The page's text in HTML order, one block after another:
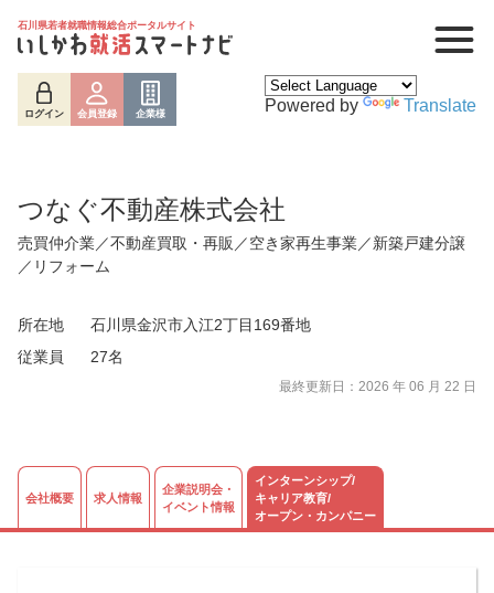
石川県若者就職情報総合ポータルサイト
ログイン 会員登録 企業様 Powered by Translate
会員登録 企業様
つなぐ不動産株式会社
売買仲介業／不動産買取・再販／空き家再生事業／新築戸建分譲
／リフォーム
所在地
石川県金沢市入江2丁目169番地
従業員
27名
最終更新日：2026 年 06 月 22 日
会社概要 求人情報
企業説明会・
イベント情報
インターンシップ/
キャリア教育/
オープン・カンパニー